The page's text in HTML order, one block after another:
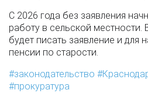
С 2026 года без заявления
работу в сельской
будет писать заявление и для
пенсии по старости.
законодательство
прокуратура